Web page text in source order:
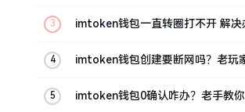
imtoken钱包一直转圈打不开 解决
imtoken钱包创建要断网吗？老玩
imtoken钱包0确认咋办？老手教